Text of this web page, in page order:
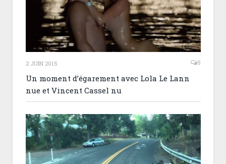
2 JUIN 2015 5
Un moment d’égarement avec Lola Le Lann
nue et Vincent Cassel nu